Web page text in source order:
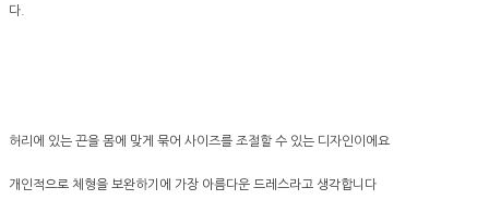
다.
허리에 있는 끈을 몸에 맞게 묶어 사이즈를 조절할 수 있는 디자인이에요
개인적으로 체형을 보완하기에 가장 아름다운 드레스라고 생각합니다